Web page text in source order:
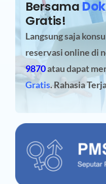
Bersama
Gratis!
Langsung saja
reservasi onlinedi
9870atau dapat
Gratis. Rahasia